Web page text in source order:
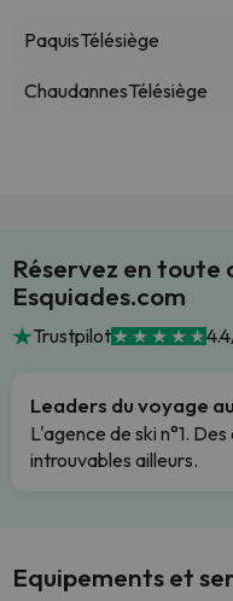
PaquisTélésiège
ChaudannesTélésiège
Réservez en toute
Esquiades.com
Trustpilot
Leaders du voyage
L'agence de ski n°1.
introuvables ailleurs.
Equipements et